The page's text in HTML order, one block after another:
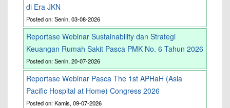
di Era JKN
Posted on: Senin, 03-08-2026
Reportase Webinar Sustainability dan Strategi
Keuangan Rumah Sakit Pasca PMK No. 6 Tahun 2026
Posted on: Senin, 20-07-2026
Reportase Webinar Pasca The 1st APHaH (Asia
Pacific Hospital at Home) Congress 2026
Posted on: Kamis, 09-07-2026